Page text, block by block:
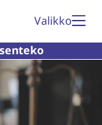
Valikko